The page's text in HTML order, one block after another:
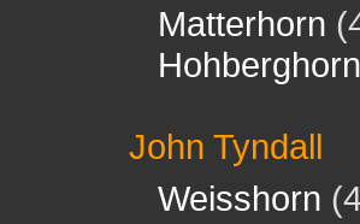
Matterhorn
Hohberghorn
John Tyndall
Weisshorn